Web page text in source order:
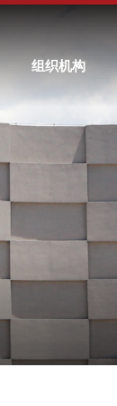
组织机构